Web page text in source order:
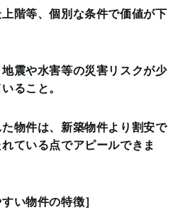
階等、個別な条件で価値が下
震や水害等の災害リスクが少
ること。
物件は、新築物件より割安で
ている点でアピールできま
い物件の特徴］